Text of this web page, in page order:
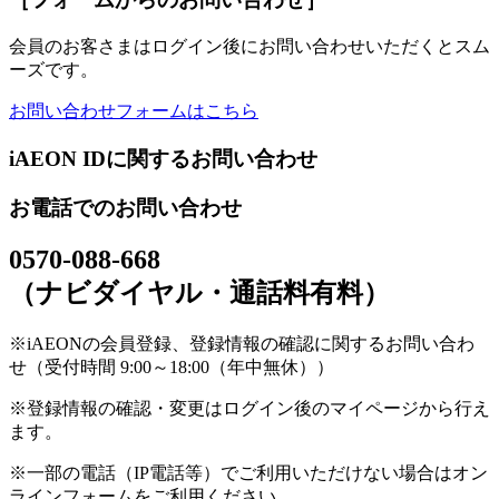
会員のお客さまはログイン後にお問い合わせいただくとスム
ーズです。
お問い合わせフォームはこちら
iAEON IDに関するお問い合わせ
お電話でのお問い合わせ
0570-088-668
（ナビダイヤル・通話料有料）
※iAEONの会員登録、登録情報の確認に関するお問い合わ
せ（受付時間 9:00～18:00（年中無休））
※登録情報の確認・変更はログイン後のマイページから行え
ます。
※一部の電話（IP電話等）でご利用いただけない場合はオン